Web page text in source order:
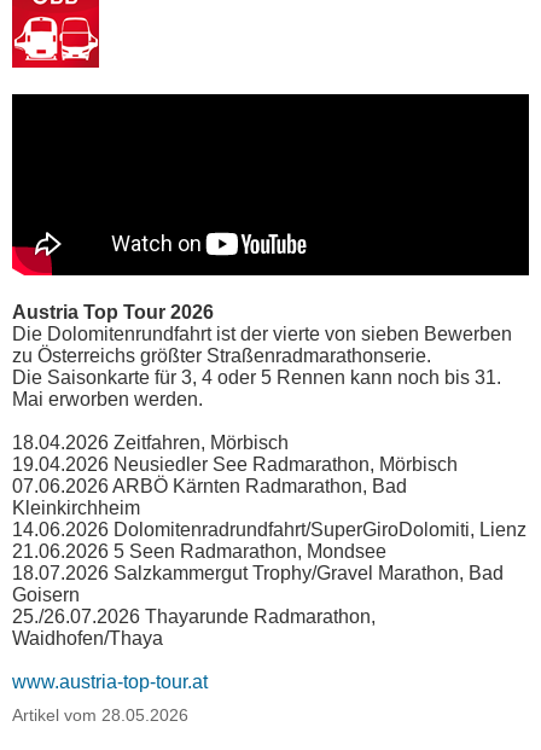
Austria Top Tour 2026
Die Dolomitenrundfahrt ist der vierte von sieben Bewerben
zu Österreichs größter Straßenradmarathonserie.
Die Saisonkarte für 3, 4 oder 5 Rennen kann noch bis 31.
Mai erworben werden.
18.04.2026 Zeitfahren, Mörbisch
19.04.2026 Neusiedler See Radmarathon, Mörbisch
07.06.2026 ARBÖ Kärnten Radmarathon, Bad
Kleinkirchheim
14.06.2026 Dolomitenradrundfahrt/SuperGiroDolomiti, Lienz
21.06.2026 5 Seen Radmarathon, Mondsee
18.07.2026 Salzkammergut Trophy/Gravel Marathon, Bad
Goisern
25./26.07.2026 Thayarunde Radmarathon,
Waidhofen/Thaya
www.austria-top-tour.at
Artikel vom 28.05.2026